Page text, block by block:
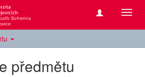
předmětu